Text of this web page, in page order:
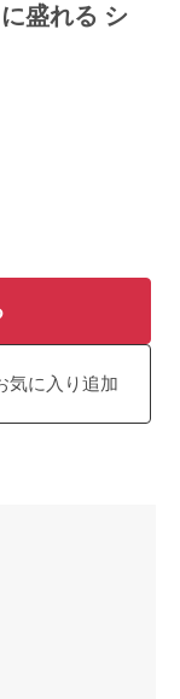
盛れる シ
気に入り追加